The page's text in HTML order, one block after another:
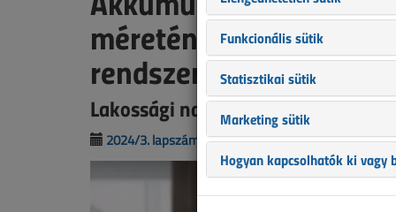
méretének
rendszerben
Lakossági napelemes
2024/3. lapszám | Molnár Gábor Miklós |
Funkcionális sütik
Statisztikai sütik
Marketing sütik
Hogyan kapcsolhatók ki vagy